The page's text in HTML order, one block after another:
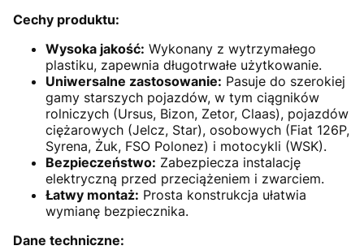
Cechy produktu:
Wysoka jakość: Wykonany z wytrzymałego
plastiku, zapewnia długotrwałe użytkowanie.
Uniwersalne zastosowanie: Pasuje do szerokiej
gamy starszych pojazdów, w tym ciągników
rolniczych (Ursus, Bizon, Zetor, Claas), pojazdów
ciężarowych (Jelcz, Star), osobowych (Fiat 126P,
Syrena, Żuk, FSO Polonez) i motocykli (WSK).
Bezpieczeństwo: Zabezpiecza instalację
elektryczną przed przeciążeniem i zwarciem.
Łatwy montaż: Prosta konstrukcja ułatwia
wymianę bezpiecznika.
Dane techniczne: